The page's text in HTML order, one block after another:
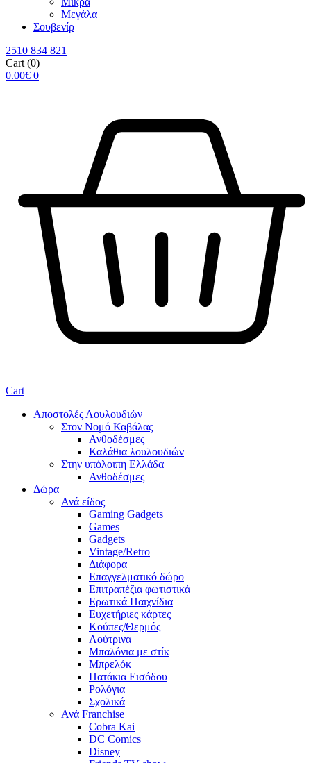
Μεγάλα
Σουβενίρ
2510 834 821
Cart (0)
0.00€ 0
Cart
Αποστολές Λουλουδιών
Στον Νομό Καβάλας
Ανθοδέσμες
Καλάθια λουλουδιών
Στην υπόλοιπη Ελλάδα
Ανθοδέσμες
Δώρα
Ανά είδος
Gaming Gadgets
Games
Gadgets
Vintage/Retro
Διάφορα
Επαγγελματικό δώρο
Επιτραπέζια φωτιστικά
Ερωτικά Παιχνίδια
Ευχετήριες κάρτες
Κούπες/Θερμός
Λούτρινα
Μπαλόνια με στίκ
Μπρελόκ
Πατάκια Εισόδου
Ρολόγια
Σχολικά
Ανά Franchise
Cobra Kai
DC Comics
Disney